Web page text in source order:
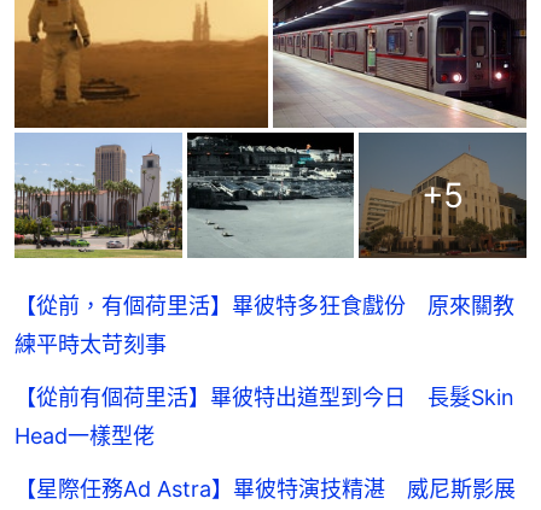
+5
【從前，有個荷里活】畢彼特多狂食戲份 原來關教
練平時太苛刻事
【從前有個荷里活】畢彼特出道型到今日 長髮Skin
Head一樣型佬
【星際任務Ad Astra】畢彼特演技精湛 威尼斯影展